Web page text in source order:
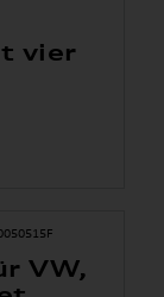
vier
VW,